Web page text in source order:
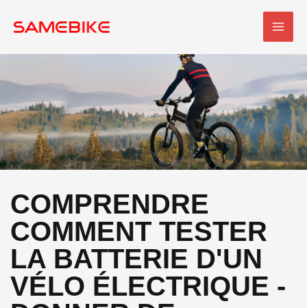
COMPRENDRE
COMMENT TESTER
LA BATTERIE D'UN
VÉLO ÉLECTRIQUE -